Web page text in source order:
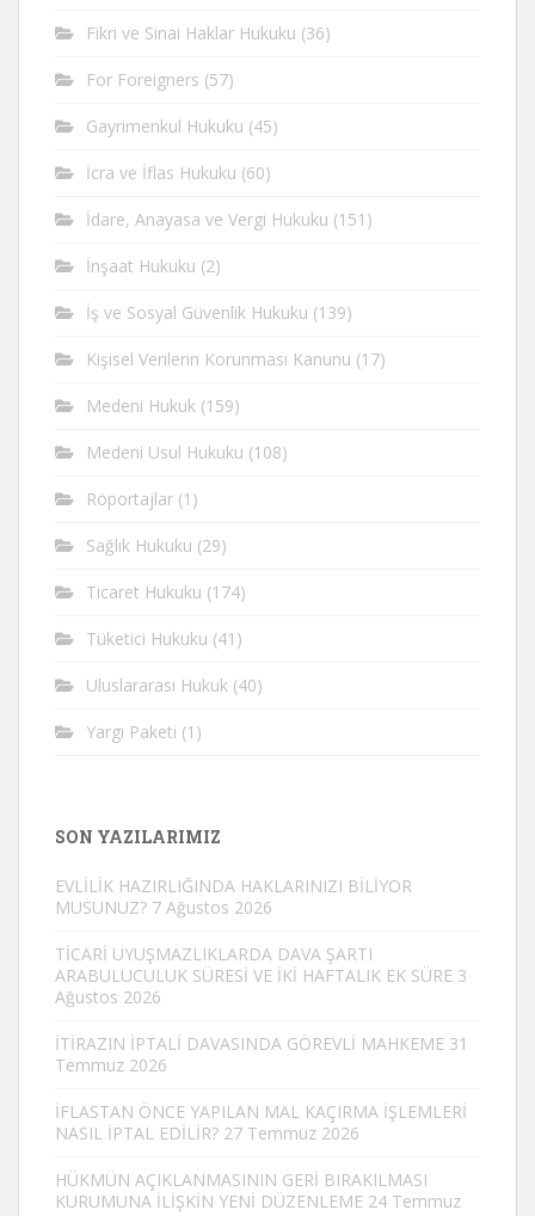
Fikri ve Sinai Haklar Hukuku (36)
For Foreigners (57)
Gayrimenkul Hukuku (45)
İcra ve İflas Hukuku (60)
İdare, Anayasa ve Vergi Hukuku (151)
İnşaat Hukuku (2)
İş ve Sosyal Güvenlik Hukuku (139)
Kişisel Verilerin Korunması Kanunu (17)
Medeni Hukuk (159)
Medeni Usul Hukuku (108)
Röportajlar (1)
Sağlık Hukuku (29)
Ticaret Hukuku (174)
Tüketici Hukuku (41)
Uluslararası Hukuk (40)
Yargı Paketi (1)
SON YAZILARIMIZ
EVLİLİK HAZIRLIĞINDA HAKLARINIZI BİLİYOR
MUSUNUZ? 7 Ağustos 2026
TİCARİ UYUŞMAZLIKLARDA DAVA ŞARTI
ARABULUCULUK SÜRESİ VE İKİ HAFTALIK EK SÜRE 3
Ağustos 2026
İTİRAZIN İPTALİ DAVASINDA GÖREVLİ MAHKEME 31
Temmuz 2026
İFLASTAN ÖNCE YAPILAN MAL KAÇIRMA İŞLEMLERİ
NASIL İPTAL EDİLİR? 27 Temmuz 2026
HÜKMÜN AÇIKLANMASININ GERİ BIRAKILMASI
KURUMUNA İLİŞKİN YENİ DÜZENLEME 24 Temmuz